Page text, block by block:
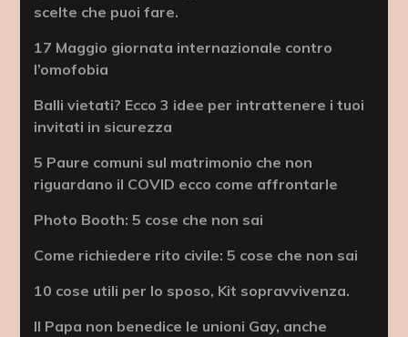
scelte che puoi fare.
17 Maggio giornata internazionale contro
l’omofobia
Balli vietati? Ecco 3 idee per intrattenere i tuoi
invitati in sicurezza
5 Paure comuni sul matrimonio che non
riguardano il COVID ecco come affrontarle
Photo Booth: 5 cose che non sai
Come richiedere rito civile: 5 cose che non sai
10 cose utili per lo sposo, Kit sopravvivenza.
Il Papa non benedice le unioni Gay, anche